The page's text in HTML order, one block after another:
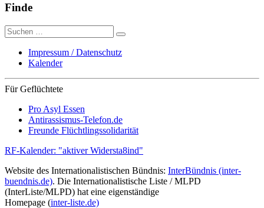
Finde
Suche
nach:
Impressum / Datenschutz
Kalender
Für Geflüchtete
Pro Asyl Essen
Antirassismus-Telefon.de
Freunde Flüchtlingssolidarität
RF-Kalender: "aktiver Widersta8ind"
Website des Internationalistischen Bündnis: InterBündnis (inter-
buendnis.de). Die Internationalistische Liste / MLPD
(InterListe/MLPD) hat eine eigenständige
Homepage (inter-liste.de)